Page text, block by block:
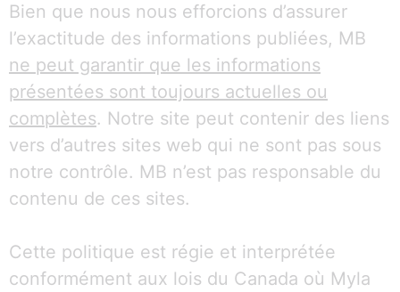
Bien que nous nous efforcions d’assurer
l’exactitude des informations publiées, MB
ne peut garantir que les informations
présentées sont toujours actuelles ou
complètes. Notre site peut contenir des liens
vers d’autres sites web qui ne sont pas sous
notre contrôle. MB n’est pas responsable du
contenu de ces sites.
Cette politique est régie et interprétée
conformément aux lois du Canada où Myla